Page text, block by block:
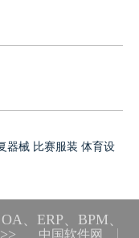
器械 比赛服装 体育设
、ERP、BPM、
中国软件网